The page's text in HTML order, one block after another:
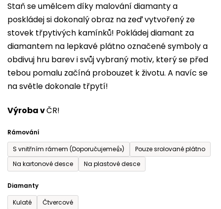
Staň se umělcem díky malování diamanty a
poskládej si dokonalý obraz na zeď vytvořený ze
stovek třpytivých kamínků! Pokládej diamant za
diamantem na lepkavé plátno označené symboly a
obdivuj hru barev i svůj vybraný motiv, který se před
tebou pomalu začíná probouzet k životu. A navíc se
na světle dokonale třpytí!
Výroba vČR!
Rámování
S vnitřním rámem (Doporučujeme👍)
Pouze srolované plátno
Na kartonové desce
Na plastové desce
Diamanty
Kulaté
Čtvercové
je
0,0
z
5
hvězdiček.